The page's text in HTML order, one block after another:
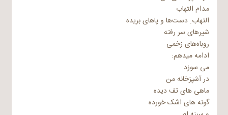
مدام التهاب
التهاب ِ دست‌ها و پاهای بریده
شیرهای سر رفته
روباه‌های زخمی
ادامه میدهم:
می سوزد
در آشپزخانه من
ماهی های تف دیده
گونه های اشک خورده